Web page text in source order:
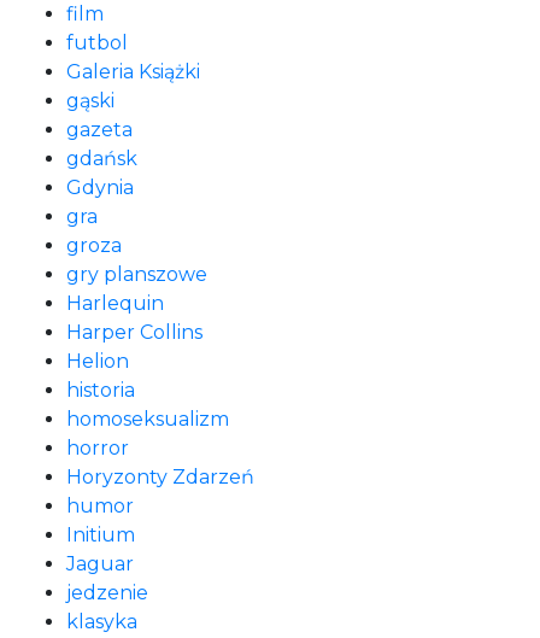
film
futbol
Galeria Książki
gąski
gazeta
gdańsk
Gdynia
gra
groza
gry planszowe
Harlequin
Harper Collins
Helion
historia
homoseksualizm
horror
Horyzonty Zdarzeń
humor
Initium
Jaguar
jedzenie
klasyka